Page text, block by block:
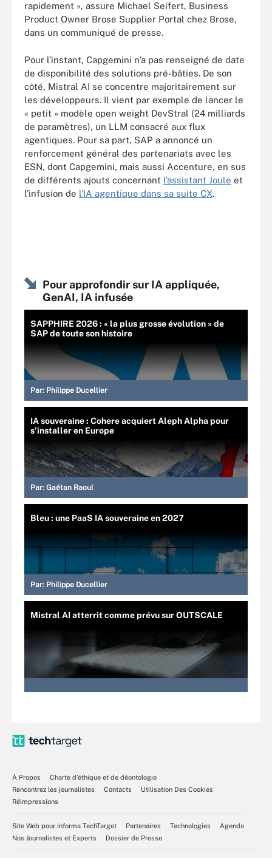
rapidement », assure Michael Seifert, Business
Product Owner Brose Supplier Portal chez Brose,
dans un communiqué de presse.
Pour l’instant, Capgemini n’a pas renseigné de date
de disponibilité des solutions pré-bâties. De son
côté, Mistral AI se concentre majoritairement sur
les développeurs. Il vient par exemple de lancer le
« petit » modèle open weight DevStral (24 milliards
de paramètres), un LLM consacré aux flux
agentiques. Pour sa part, SAP a annoncé un
renforcement général des partenariats avec les
ESN, dont Capgemini, mais aussi Accenture, en sus
de différents ajouts concernant l’assistant Joule et
l’infusion de l’IA agentique dans sa suite CX.
Pour approfondir sur IA appliquée,
GenAI, IA infusée
SAPPHIRE 2026 : « la plus grosse évolution » de
SAP de toute son histoire
Par: Philippe Ducellier
IA souveraine : Cohere acquiert Aleph Alpha pour
s’installer en Europe
Par: Gaétan Raoul
Bleu : une PaaS IA souveraine en 2027
Par: Philippe Ducellier
Mistral AI atterrit comme prévu sur OUTSCALE
À Propos
Charte d’éthique et de déontologie
Rencontrez les journalistes
Contacts
Utilisation Des Cookies
Réimpressions
Site Web pour Informa TechTarget Partenaires Technologies
Agenda
Nos Journalistes et Experts
Dossier de Presse